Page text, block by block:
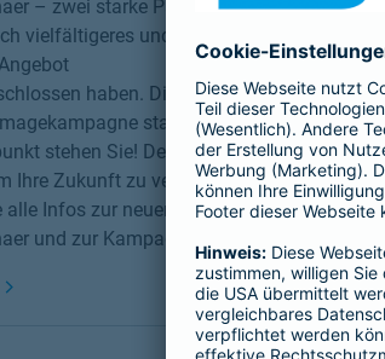
– zwei starke Partner, die
vielfältigeres und
haben. Die erste
startet jetzt –
stehen Sie! Denn wir
Ihre Zukunft zu versichern!
Infos zur neuen
und zur Kampagne.
Link Opens in New Tab
und